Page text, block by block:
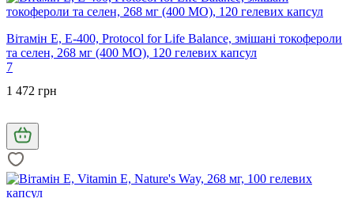
Вітамін Е, E-400, Protocol for Life Balance, змішані токофероли
та селен, 268 мг (400 МО), 120 гелевих капсул
7
1 472 грн